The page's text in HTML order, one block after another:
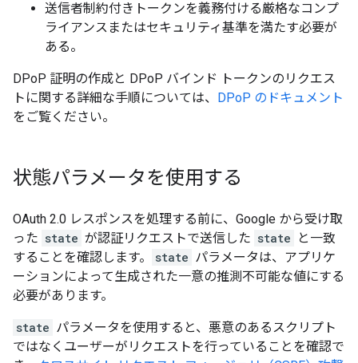
送信者制約付きトークンを義務付ける厳格なコンプ
ライアンスまたはセキュリティ基準を満たす必要が
ある。
DPoP 証明の作成と DPoP バインド トークンのリクエス
トに関する詳細な手順については、 DPoP のドキュメント
をご覧ください。
状態パラメータを使用する
OAuth 2.0 レスポンスを処理する前に、Google から受け取
った state が認証リクエストで送信した state
と一致
することを確認します。
state パラメータは、アプリケ
ーションによって生成された一意の推測不可能な値にする
必要があります。
state パラメータを使用すると、悪意のあるスクリプト
ではなくユーザーがリクエストを行っていることを確認で